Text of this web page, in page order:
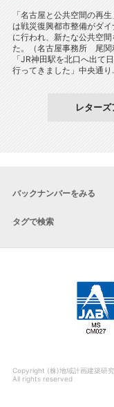
「名古屋と公共空間の再
は戦災復興都市整備がダイ
に行われ、新たな公共空間
た。（名古屋事務所 尾関
「JR神田駅を北口へ出て
行ってきました」中央通り
レター
バックナンバーをみる
タグで検索
Copyright (株)地域計画建築研究
All rights reserved